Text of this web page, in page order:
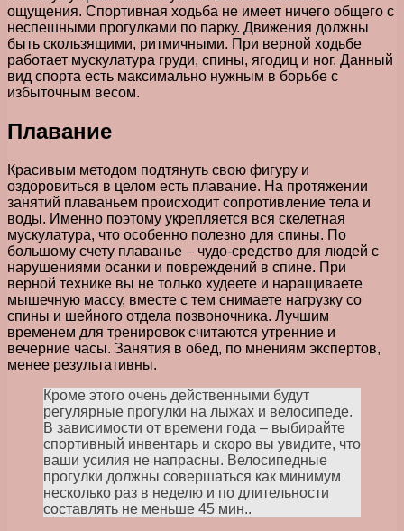
ощущения. Спортивная ходьба не имеет ничего общего с
неспешными прогулками по парку. Движения должны
быть скользящими, ритмичными. При верной ходьбе
работает мускулатура груди, спины, ягодиц и ног. Данный
вид спорта есть максимально нужным в борьбе с
избыточным весом.
Плавание
Красивым методом подтянуть свою фигуру и
оздоровиться в целом есть плавание. На протяжении
занятий плаваньем происходит сопротивление тела и
воды. Именно поэтому укрепляется вся скелетная
мускулатура, что особенно полезно для спины. По
большому счету плаванье – чудо-средство для людей с
нарушениями осанки и повреждений в спине. При
верной технике вы не только худеете и наращиваете
мышечную массу, вместе с тем снимаете нагрузку со
спины и шейного отдела позвоночника. Лучшим
временем для тренировок считаются утренние и
вечерние часы. Занятия в обед, по мнениям экспертов,
менее результативны.
Кроме этого очень действенными будут
регулярные прогулки на лыжах и велосипеде.
В зависимости от времени года – выбирайте
спортивный инвентарь и скоро вы увидите, что
ваши усилия не напрасны. Велосипедные
прогулки должны совершаться как минимум
несколько раз в неделю и по длительности
составлять не меньше 45 мин..